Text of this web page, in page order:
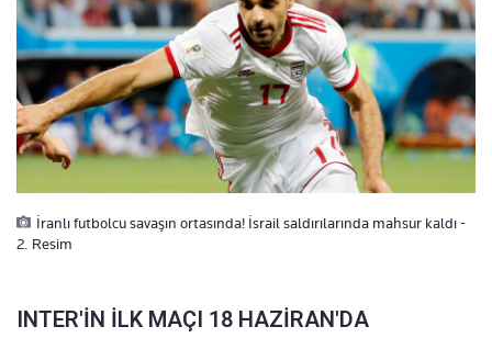
İranlı futbolcu savaşın ortasında! İsrail saldırılarında mahsur kaldı -
2. Resim
INTER'İN İLK MAÇI 18 HAZİRAN'DA